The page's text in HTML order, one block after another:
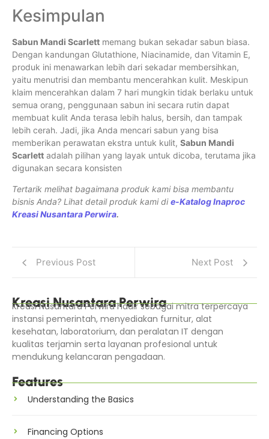
Kesimpulan
Sabun Mandi Scarlett memang bukan sekadar sabun biasa.
Dengan kandungan Glutathione, Niacinamide, dan Vitamin E,
produk ini menawarkan lebih dari sekadar membersihkan,
yaitu menutrisi dan membantu mencerahkan kulit. Meskipun
klaim mencerahkan dalam 7 hari mungkin tidak berlaku untuk
semua orang, penggunaan sabun ini secara rutin dapat
membuat kulit Anda terasa lebih halus, bersih, dan tampak
lebih cerah. Jadi, jika Anda mencari sabun yang bisa
memberikan perawatan ekstra untuk kulit, Sabun Mandi
Scarlett adalah pilihan yang layak untuk dicoba, terutama jika
digunakan secara konsisten
Tertarik melihat bagaimana produk kami bisa membantu
bisnis Anda? Lihat detail produk kami die-Katalog Inaproc
Kreasi Nusantara Perwira.
Previous Post Next Post
Kreasi Nusantara Perwira
Kreasi Nusantara Perwira hadir sebagai mitra terpercaya
instansi pemerintah, menyediakan furnitur, alat
kesehatan, laboratorium, dan peralatan IT dengan
kualitas terjamin serta layanan profesional untuk
mendukung kelancaran pengadaan.
Features
Understanding the Basics
Financing Options